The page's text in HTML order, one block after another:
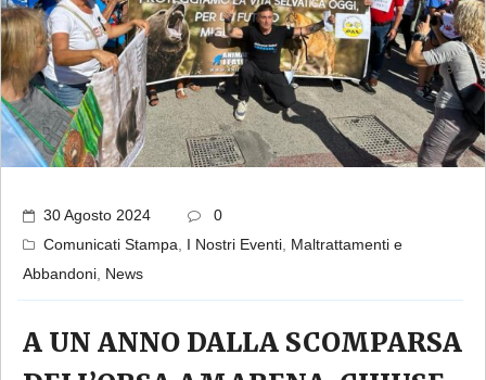
30 Agosto 2024
0
Comunicati Stampa
I Nostri Eventi Maltrattamenti e
Abbandoni News
A UN ANNO DALLA SCOMPARSA